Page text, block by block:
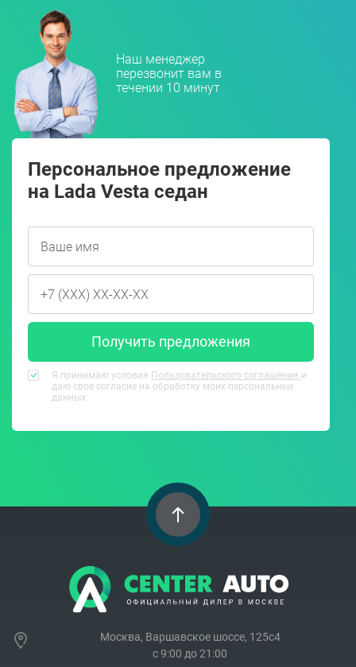
Наш менеджер
перезвонит вам в
течении 10 минут
Персональное предложение
на Lada Vesta седан
Получить предложения
Я принимаю условия Пользовательского соглашения и
даю свое согласие на обработку моих персональных
данных
Москва, Варшавское шоссе, 125с4
c 9:00 до 21:00